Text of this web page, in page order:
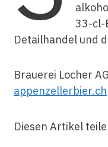
33-cl-
Detailhandel und
Brauerei Locher
appenzellerbier.ch
Diesen Artikel